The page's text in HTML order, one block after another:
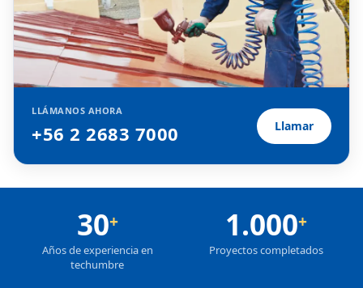
LLÁMANOS AHORA
+56 2 2683 7000 Llamar
30+
Años de experiencia en
techumbre
1.000+
Proyectos completados